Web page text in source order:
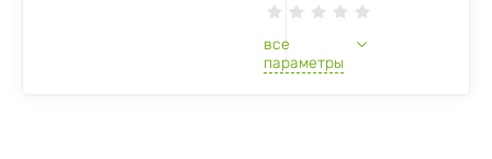
все
параметры